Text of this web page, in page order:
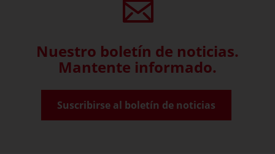
Nuestro boletín de noticias.
Mantente informado.
Suscribirse al boletín de noticias